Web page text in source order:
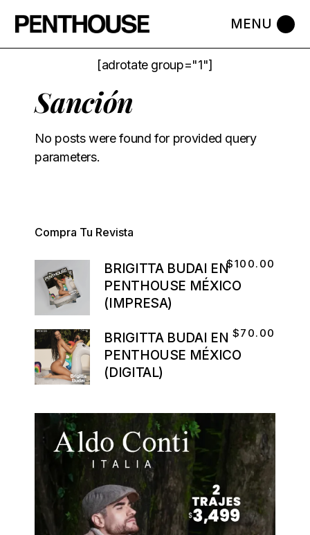
[adrotate group="1"]
Sanción
No posts were found for provided query
parameters.
Compra Tu Revista
BRIGITTA BUDAI EN
PENTHOUSE MÉXICO
(IMPRESA)
$100.00
BRIGITTA BUDAI EN
PENTHOUSE MÉXICO
(DIGITAL)
$70.00